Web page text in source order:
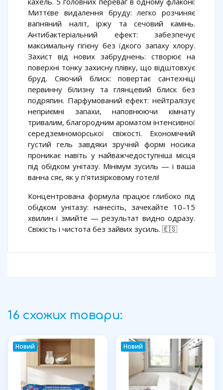
Миттєве видалення бруду: легко розчиняє
вапняний наліт, іржу та сечовий камінь.
Антибактеріальний ефект: забезпечує
максимальну гігієну без їдкого запаху хлору.
Захист від нових забруднень: створює на
поверхні тонку захисну плівку, що відштовхує
бруд. Сяючий блиск: повертає сантехніці
первинну білизну та глянцевий блиск без
подряпин. Парфумований ефект: нейтралізує
неприємні запахи, наповнюючи кімнату
тривалим, благородним ароматом інтенсивної
середземноморської свіжості. Економічний
густий гель завдяки зручній формі носика
проникає навіть у найважчедоступніші місця
під обідком унітазу. Мінімум зусиль — і ваша
ванна сяє, як у п'ятизірковому готелі!
Концентрована формула працює глибоко під
обідком унітазу: нанесіть, зачекайте 10–15
хвилин і змийте — результат видно одразу.
Свіжість і чистота без зайвих зусиль. 🇪🇸
16 схожих товари:
Новий Новий